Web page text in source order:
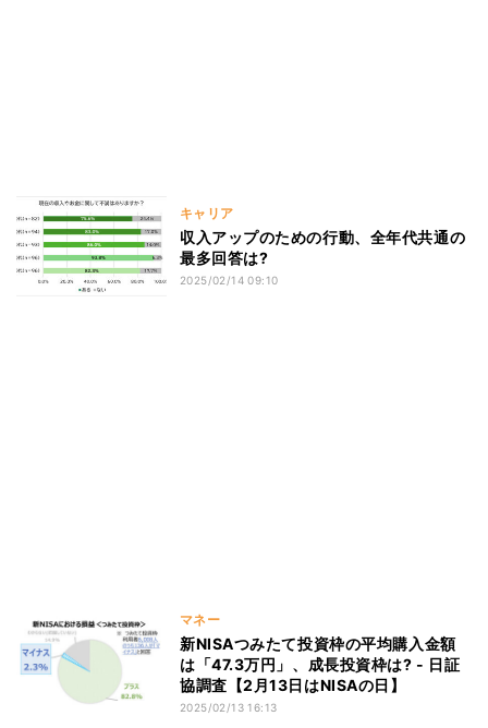
キャリア
収入アップのための行動、全年代共通の
最多回答は?
2025/02/14 09:10
マネー
新NISAつみたて投資枠の平均購入金額
は「47.3万円」、成長投資枠は? - 日証
協調査【2月13日はNISAの日】
2025/02/13 16:13